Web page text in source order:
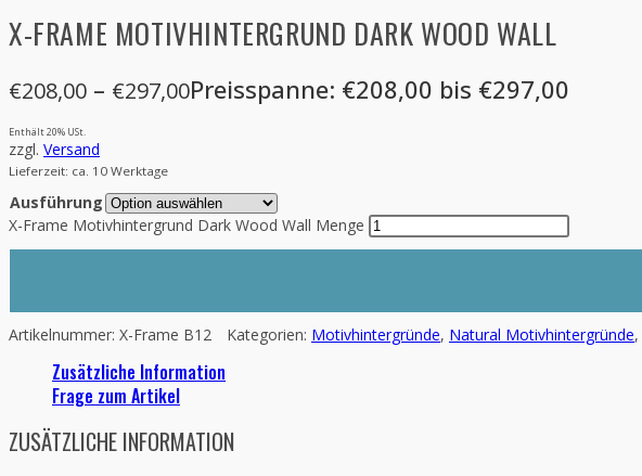
X-FRAME MOTIVHINTERGRUND DARK WOOD WALL
€208,00 – €297,00Preisspanne: €208,00 bis €297,00
Enthält 20% USt.
zzgl. Versand
Lieferzeit: ca. 10 Werktage
Ausführung
X-Frame Motivhintergrund Dark Wood Wall Menge
Artikelnummer: X-Frame B12 Kategorien: Motivhintergründe, Natural Motivhintergründe,
Zusätzliche Information
Frage zum Artikel
ZUSÄTZLICHE INFORMATION